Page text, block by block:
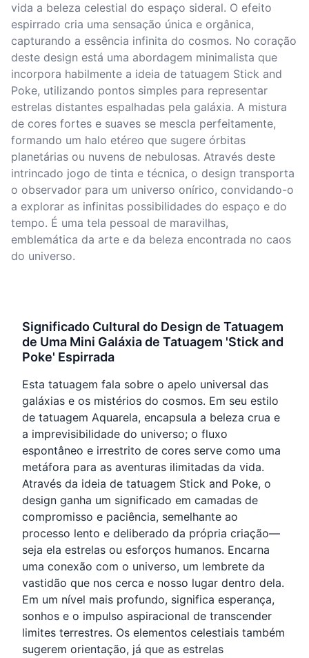
vida a beleza celestial do espaço sideral. O efeito
espirrado cria uma sensação única e orgânica,
capturando a essência infinita do cosmos. No coração
deste design está uma abordagem minimalista que
incorpora habilmente a ideia de tatuagem Stick and
Poke, utilizando pontos simples para representar
estrelas distantes espalhadas pela galáxia. A mistura
de cores fortes e suaves se mescla perfeitamente,
formando um halo etéreo que sugere órbitas
planetárias ou nuvens de nebulosas. Através deste
intrincado jogo de tinta e técnica, o design transporta
o observador para um universo onírico, convidando-o
a explorar as infinitas possibilidades do espaço e do
tempo. É uma tela pessoal de maravilhas,
emblemática da arte e da beleza encontrada no caos
do universo.
Significado Cultural do Design de Tatuagem
de Uma Mini Galáxia de Tatuagem 'Stick and
Poke' Espirrada
Esta tatuagem fala sobre o apelo universal das
galáxias e os mistérios do cosmos. Em seu estilo
de tatuagem Aquarela, encapsula a beleza crua e
a imprevisibilidade do universo; o fluxo
espontâneo e irrestrito de cores serve como uma
metáfora para as aventuras ilimitadas da vida.
Através da ideia de tatuagem Stick and Poke, o
design ganha um significado em camadas de
compromisso e paciência, semelhante ao
processo lento e deliberado da própria criação—
seja ela estrelas ou esforços humanos. Encarna
uma conexão com o universo, um lembrete da
vastidão que nos cerca e nosso lugar dentro dela.
Em um nível mais profundo, significa esperança,
sonhos e o impulso aspiracional de transcender
limites terrestres. Os elementos celestiais também
sugerem orientação, já que as estrelas